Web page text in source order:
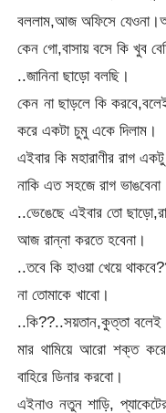
বললাম,আজ অফিসে
কেন গো,বাসায় বসে কি খুব
..জানিনা ছাড়ো বলছি।
কেন না ছাড়লে কি
করে একটা চুমু একে দিলাম।
এইবার কি মহারাণীর রাগ
নাকি এত সহজে রাগ
..ভেঙেছে এইবার তো
আজ রান্না করতে হবেনা।
..তবে কি হাওয়া খেয়ে
না তোমাকে খাবো।
..কি??..সয়তান,কুত্তা বলেই
মার থামিয়ে আরো শক্ত
বাহিরে ডিনার করবো।
এইনাও নতুন শাড়ি,